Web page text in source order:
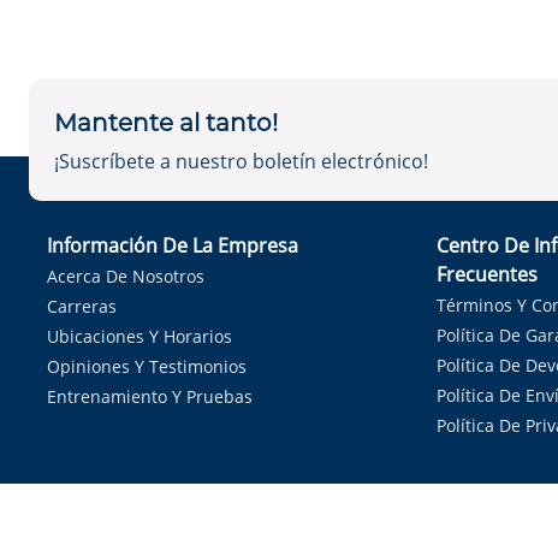
Mantente al tanto!
¡Suscríbete a nuestro boletín electrónico!
Información De La Empresa
Acerca De Nosotros
Carreras
Ubicaciones Y Horarios
Opiniones Y Testimonios
Entrenamiento Y Pruebas
Centro De
Frecuentes
Términos Y
Política De
Política De
Política De
Política De